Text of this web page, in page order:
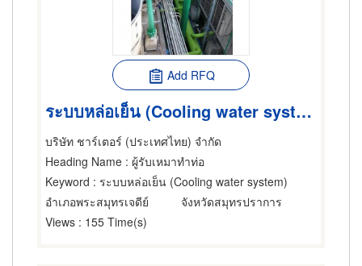
Add RFQ
ระบบหล่อเย็น (Cooling water system)
บริษัท ชาร์เตอร์ (ประเทศไทย) จำกัด
Heading Name : ผู้รับเหมาทำท่อ
Keyword : ระบบหล่อเย็น (Cooling water system)
อำเภอพระสมุทรเจดีย์
จังหวัดสมุทรปราการ
Views : 155 Time(s)